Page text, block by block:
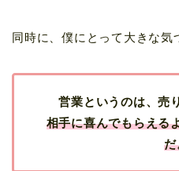
同時に、僕にとって大きな気
営業というのは、売
相手に喜んでもらえる
だ